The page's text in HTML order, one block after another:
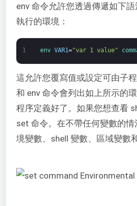
env 命令允許您透過傳遞如下
執行的環境：
1 env VAR1="var 1 value"
這允許您覆寫值或設定可由子
和 env 命令會列出如上所示的
程序定義好了。如果您想查看
set 命令。在不帶任何變數的
境變數、shell 變數、區域變數